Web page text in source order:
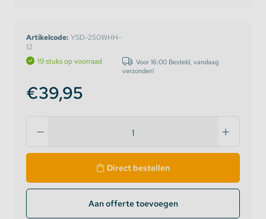
Artikelcode: YSD-250WHH-
12
19 stuks op voorraad
Voor 16:00 Besteld, vandaag
verzonden!
€39,95
Direct bestellen
Aan offerte toevoegen